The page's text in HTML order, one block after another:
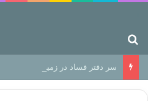
سر دفتر فساد در زمین‌، دوری